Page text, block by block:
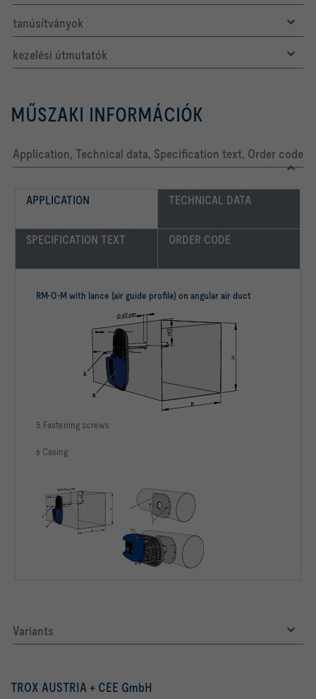
tanúsítványok
kezelési útmutatók
MŰSZAKI INFORMÁCIÓK
Application, Technical data, Specification text, Order code
APPLICATION TECHNICAL DATA
SPECIFICATION TEXT ORDER CODE
RM-O-M with lance (air guide profile) on angular air duct
5 Fastening screws
6 Casing
Variants
TROX AUSTRIA + CEE GmbH